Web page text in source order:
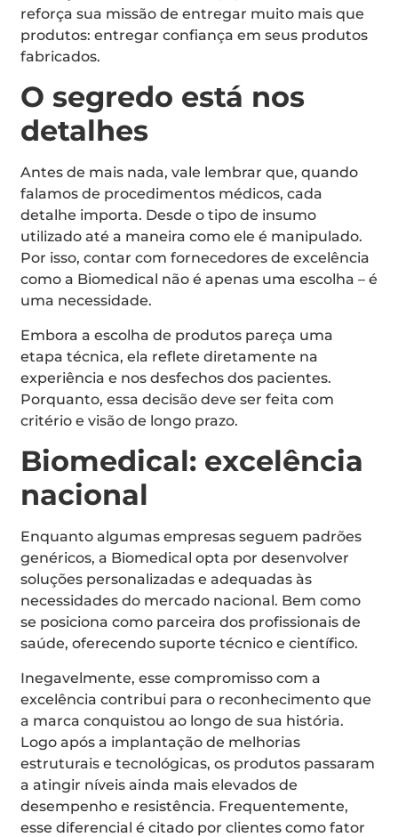
reforça sua missão de entregar muito mais que
produtos: entregar confiança em seus produtos
fabricados.
O segredo está nos
detalhes
Antes de mais nada, vale lembrar que, quando
falamos de procedimentos médicos, cada
detalhe importa. Desde o tipo de insumo
utilizado até a maneira como ele é manipulado.
Por isso, contar com fornecedores de excelência
como a Biomedical não é apenas uma escolha – é
uma necessidade.
Embora a escolha de produtos pareça uma
etapa técnica, ela reflete diretamente na
experiência e nos desfechos dos pacientes.
Porquanto, essa decisão deve ser feita com
critério e visão de longo prazo.
Biomedical: excelência
nacional
Enquanto algumas empresas seguem padrões
genéricos, a Biomedical opta por desenvolver
soluções personalizadas e adequadas às
necessidades do mercado nacional. Bem como
se posiciona como parceira dos profissionais de
saúde, oferecendo suporte técnico e científico.
Inegavelmente, esse compromisso com a
excelência contribui para o reconhecimento que
a marca conquistou ao longo de sua história.
Logo após a implantação de melhorias
estruturais e tecnológicas, os produtos passaram
a atingir níveis ainda mais elevados de
desempenho e resistência. Frequentemente,
esse diferencial é citado por clientes como fator